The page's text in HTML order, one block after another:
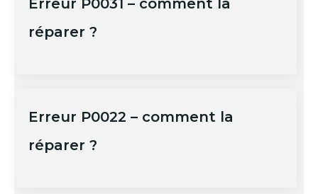
réparer ?
Erreur P0022 – comment la
réparer ?